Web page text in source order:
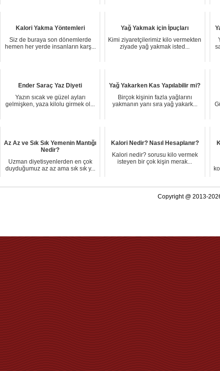
Kalori Yakma Yöntemleri
Siz de buraya son dönemlerde
hemen her yerde insanların karş...
Yağ Yakmak için İpuçları
Kimi ziyaretçilerimiz kilo vermekten
ziyade yağ yakmak isted...
Ender Saraç Yaz Diyeti
Yazın sıcak ve güzel ayları
gelmişken, yaza kilolu girmek ol...
Yağ Yakarken Kas Yapılabilir mi?
Birçok kişinin fazla yağlarını
yakmanın yanı sıra yağ yakark...
Az Az ve Sık Sık Yemenin Mantığı
Nedir?
Uzman diyetisyenlerden en çok
duyduğumuz az az ama sık sık y...
Kalori Nedir? Nasıl Hesaplanır?
Kalori nedir? sorusu kilo vermek
isteyen bir çok kişin merak...
Copyright @ 2013-